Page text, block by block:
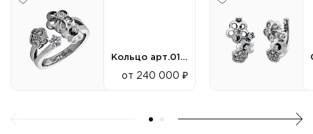
Кольцо арт.010450
от 240 000 ₽